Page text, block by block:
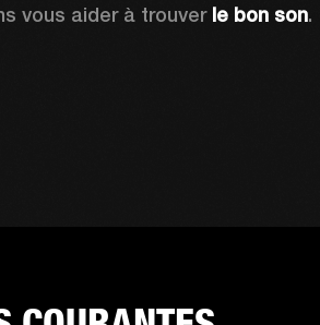
vous aider à trouver le bon son.